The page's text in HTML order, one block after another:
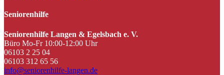
Seniorenhilfe
Seniorenhilfe Langen & Egelsbach e. V.
Büro Mo-Fr 10:00-12:00 Uhr
06103 2 25 04
06103 312 65 56
info@seniorenhilfe-langen.de